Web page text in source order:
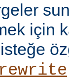
için
isteğe